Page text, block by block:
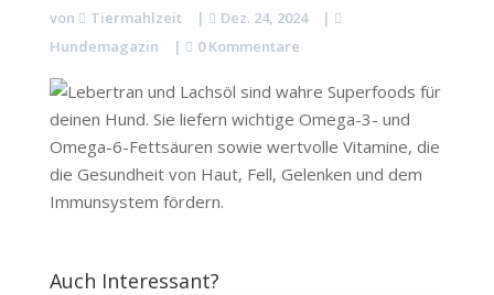
von Tiermahlzeit | Dez. 24, 2024
|
Hundemagazin
| 0 Kommentare
Auch Interessant?